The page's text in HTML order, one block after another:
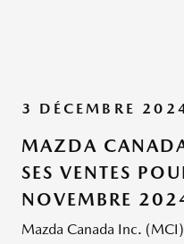
3 DÉCEMBRE
MAZDA
SES VENTES
NOVEMBRE
Mazda Canada Inc.